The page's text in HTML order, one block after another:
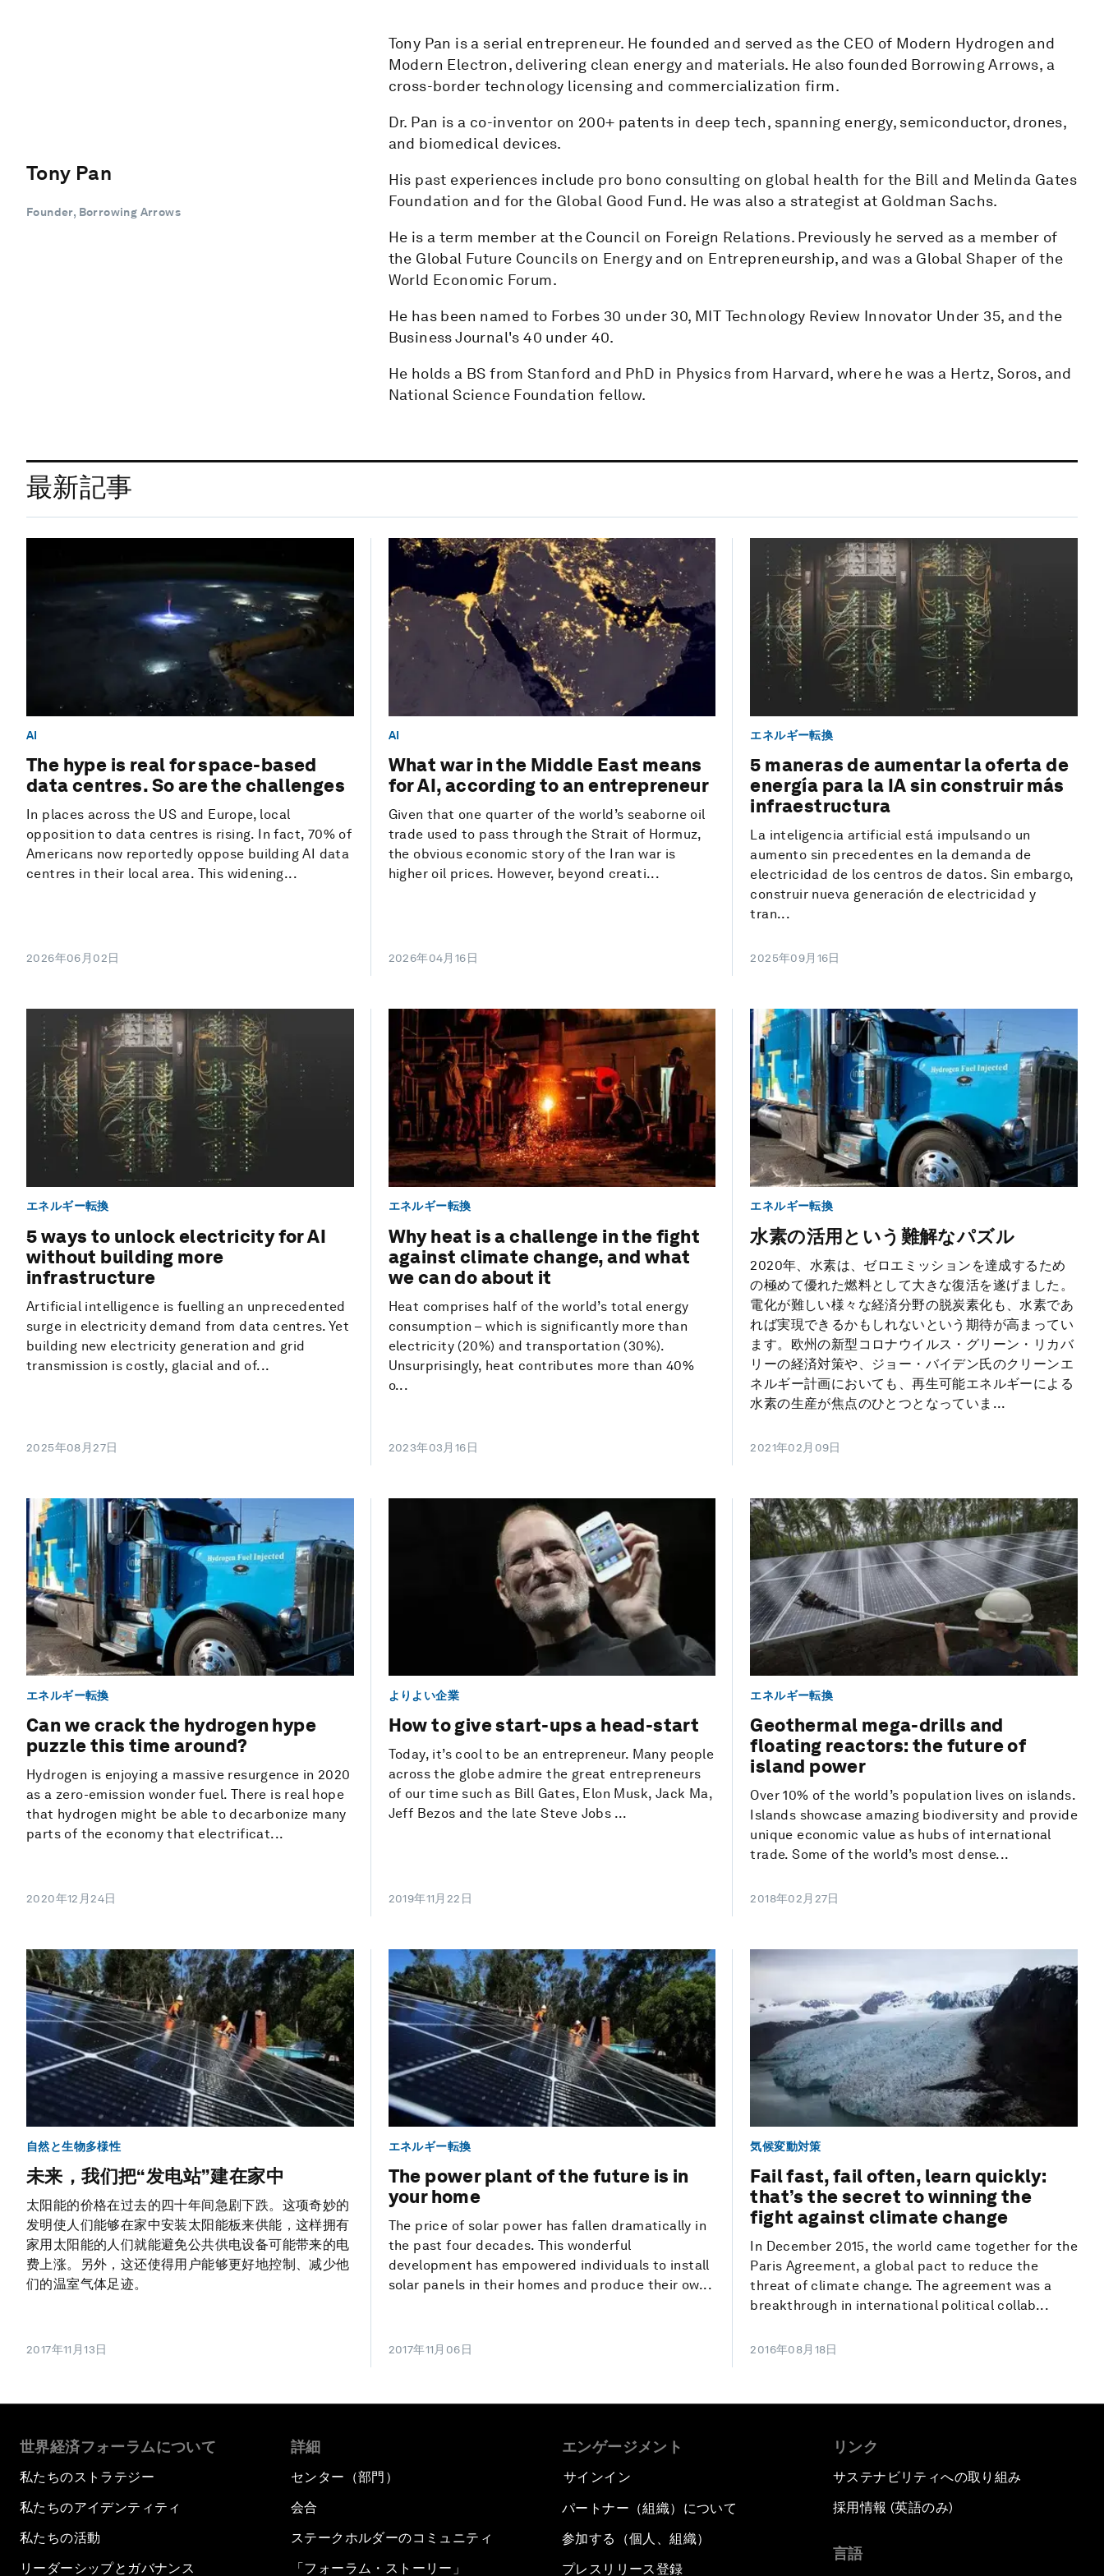
Tony Pan
Founder, Borrowing Arrows
Tony Pan is a serial entrepreneur. He founded and served as the CEO of Modern Hydrogen and
Modern Electron, delivering clean energy and materials. He also founded Borrowing Arrows, a
cross-border technology licensing and commercialization firm.
Dr. Pan is a co-inventor on 200+ patents in deep tech, spanning energy, semiconductor, drones,
and biomedical devices.
His past experiences include pro bono consulting on global health for the Bill and Melinda Gates
Foundation and for the Global Good Fund. He was also a strategist at Goldman Sachs.
He is a term member at the Council on Foreign Relations. Previously he served as a member of
the Global Future Councils on Energy and on Entrepreneurship, and was a Global Shaper of the
World Economic Forum.
He has been named to Forbes 30 under 30, MIT Technology Review Innovator Under 35, and the
Business Journal's 40 under 40.
He holds a BS from Stanford and PhD in Physics from Harvard, where he was a Hertz, Soros, and
National Science Foundation fellow.
最新記事
AI
The hype is real for space-based
data centres. So are the challenges
In places across the US and Europe, local
opposition to data centres is rising. In fact, 70% of
Americans now reportedly oppose building AI data
centres in their local area. This widening...
2026年06月02日
AI
What war in the Middle East means
for AI, according to an entrepreneur
Given that one quarter of the world’s seaborne oil
trade used to pass through the Strait of Hormuz,
the obvious economic story of the Iran war is
higher oil prices. However, beyond creati...
2026年04月16日
エネルギー転換
5 maneras de aumentar la oferta de
energía para la IA sin construir más
infraestructura
La inteligencia artificial está impulsando un
aumento sin precedentes en la demanda de
electricidad de los centros de datos. Sin embargo,
construir nueva generación de electricidad y
tran...
2025年09月16日
エネルギー転換
5 ways to unlock electricity for AI
without building more
infrastructure
Artificial intelligence is fuelling an unprecedented
surge in electricity demand from data centres. Yet
building new electricity generation and grid
transmission is costly, glacial and of...
2025年08月27日
エネルギー転換
Why heat is a challenge in the fight
against climate change, and what
we can do about it
Heat comprises half of the world’s total energy
consumption – which is significantly more than
electricity (20%) and transportation (30%).
Unsurprisingly, heat contributes more than 40%
o...
2023年03月16日
エネルギー転換
水素の活用という難解なパズル
2020年、水素は、ゼロエミッションを達成するため
の極めて優れた燃料として大きな復活を遂げました。
電化が難しい様々な経済分野の脱炭素化も、水素であ
れば実現できるかもしれないという期待が高まってい
ます。欧州の新型コロナウイルス・グリーン・リカバ
リーの経済対策や、ジョー・バイデン氏のクリーンエ
ネルギー計画においても、再生可能エネルギーによる
水素の生産が焦点のひとつとなっていま...
2021年02月09日
エネルギー転換
Can we crack the hydrogen hype
puzzle this time around?
Hydrogen is enjoying a massive resurgence in 2020
as a zero-emission wonder fuel. There is real hope
that hydrogen might be able to decarbonize many
parts of the economy that electrificat...
2020年12月24日
よりよい企業
How to give start-ups a head-start
Today, it’s cool to be an entrepreneur. Many people
across the globe admire the great entrepreneurs
of our time such as Bill Gates, Elon Musk, Jack Ma,
Jeff Bezos and the late Steve Jobs ...
2019年11月22日
エネルギー転換
Geothermal mega-drills and
floating reactors: the future of
island power
Over 10% of the world’s population lives on islands.
Islands showcase amazing biodiversity and provide
unique economic value as hubs of international
trade. Some of the world’s most dense...
2018年02月27日
自然と生物多様性
未来，我们把“发电站”建在家中
太阳能的价格在过去的四十年间急剧下跌。这项奇妙的
发明使人们能够在家中安装太阳能板来供能，这样拥有
家用太阳能的人们就能避免公共供电设备可能带来的电
费上涨。另外，这还使得用户能够更好地控制、减少他
们的温室气体足迹。
2017年11月13日
エネルギー転換
The power plant of the future is in
your home
The price of solar power has fallen dramatically in
the past four decades. This wonderful
development has empowered individuals to install
solar panels in their homes and produce their ow...
2017年11月06日
気候変動対策
Fail fast, fail often, learn quickly:
that’s the secret to winning the
fight against climate change
In December 2015, the world came together for the
Paris Agreement, a global pact to reduce the
threat of climate change. The agreement was a
breakthrough in international political collab...
2016年08月18日
世界経済フォーラムについて
私たちのストラテジー
私たちのアイデンティティ
私たちの活動
リーダーシップとガバナンス
詳細
センター（部門）
会合
ステークホルダーのコミュニティ
「フォーラム・ストーリー」
エンゲージメント
サインイン
パートナー（組織）について
参加する（個人、組織）
プレスリリース登録
リンク
サステナビリティへの取り組み
採用情報 (英語のみ)
言語